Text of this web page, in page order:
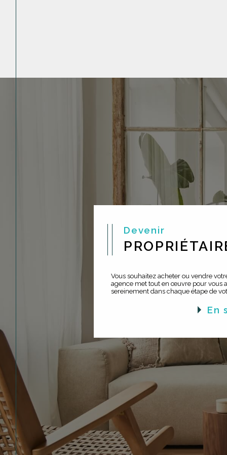
Devenir
Vous souhaitez acheter ou vendre
agence met tout en œuvre pour vous
sereinement dans chaque étape de